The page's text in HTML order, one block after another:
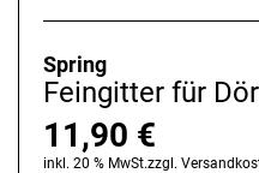
Spring
Feingitter für
11,90 €
inkl. 20 % MwSt.zzgl.